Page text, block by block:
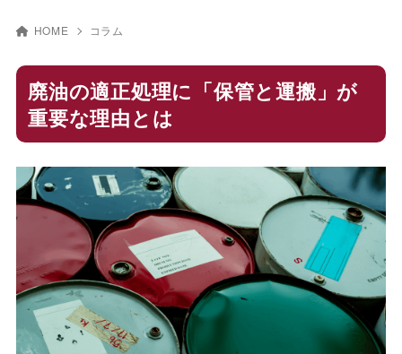
HOME コラム
廃油の適正処理に「保管と運搬」が
重要な理由とは